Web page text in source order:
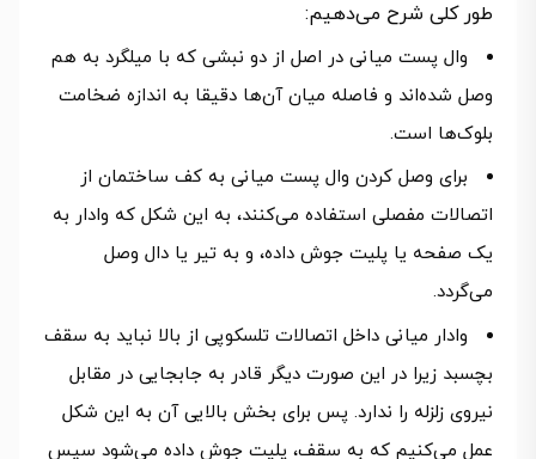
طور کلی شرح می‌دهیم:
وال پست میانی در اصل از دو نبشی که با میلگرد به هم
وصل شده‌اند و فاصله میان آن‌ها دقیقا به اندازه ضخامت
بلوک‌ها است.
برای وصل کردن وال پست میانی به کف ساختمان از
اتصالات مفصلی استفاده می‌کنند، به این شکل که وادار به
یک صفحه یا پلیت جوش داده، و به تیر یا دال وصل
می‌گردد.
وادار میانی داخل اتصالات تلسکوپی از بالا نباید به سقف
بچسبد زیرا در این صورت دیگر قادر به جابجایی در مقابل
نیروی زلزله را ندارد. پس برای بخش بالایی آن به این شکل
عمل می‌کنیم که به سقف، پلیت جوش داده می‌شود سپس